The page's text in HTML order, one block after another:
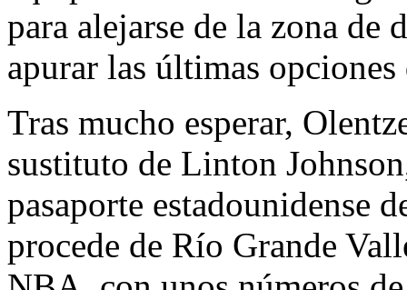
para alejarse de la zona de
apurar las últimas opciones
Tras mucho esperar,
sustituto de Linton
pasaporte estadounidense
procede de Río Grande